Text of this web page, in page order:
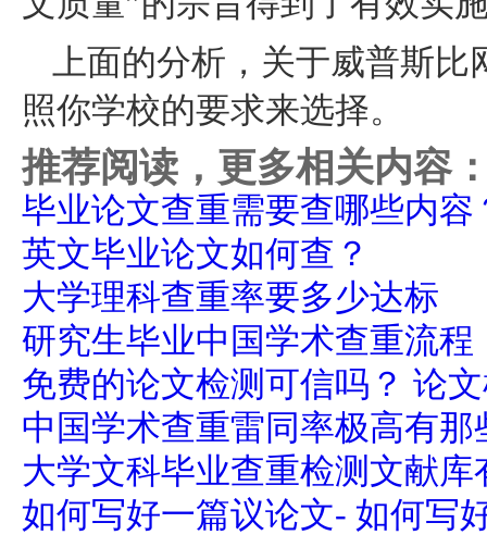
上面的分析，关于威普斯比
照你学校的要求来选择。
推荐阅读，更多相关内容
毕业论文查重需要查哪些内容
英文毕业论文如何查？
大学理科查重率要多少达标
研究生毕业中国学术查重流程
免费的论文检测可信吗？ 论
中国学术查重雷同率极高有那
大学文科毕业查重检测文献库
如何写好一篇议论文- 如何写